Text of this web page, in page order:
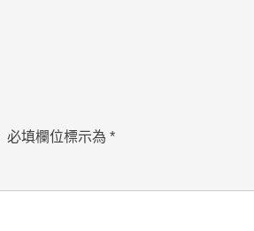
必填欄位標示為 *